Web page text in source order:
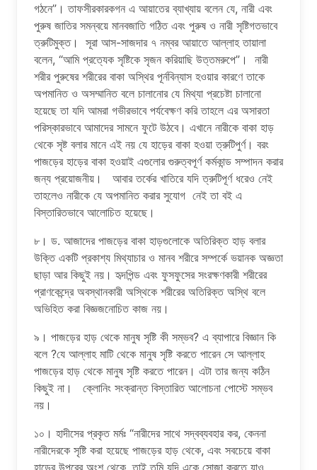
গঠনে”। তাফসীরকারকগন এ আয়াতের ব্যাখ্যায় বলেন যে, নারী এবং
পুরুষ জাতির সমন্বয়ে মানবজাতি গঠিত এবং পুরুষ ও নারী সৃষ্টিগতভাবে
ত্রুটিমুক্ত। সূরা আস-সাজদার ৭ নম্বর আয়াতে আল্লাহ তায়ালা
বলেন, “আমি প্রত্যেক সৃষ্টিকে সৃজন করিয়াছি উত্তমরুপে”। নারী
শরীর পুরুষের শরীরের বাকা অস্থির পূর্নবিন্যাস হওয়ার কারণে তাকে
অপমানিত ও অসম্মানিত বলে চালানোর যে মিথ্যা প্রচেষ্টা চালানো
হয়েছে তা যদি আমরা গভীরভাবে পর্যবেক্ষণ করি তাহলে এর অসারতা
পরিস্কারভাবে আমাদের সামনে ফুটে উঠবে। এখানে নারীকে বাকা হাড়
থেকে সৃষ্ট বলার মানে এই নয় যে হাড়ের বাকা হওয়া ত্রুটিপুর্ণ। বরং
পাজড়ের হাড়ের বাকা হওয়াই এগুলোর গুরুত্বপূর্ণ কর্মকান্ড সম্পাদন করার
জন্য প্রয়োজনীয়। আবার তর্কের খাতিরে যদি ত্রুটিপূর্ণ ধরেও নেই
তাহলেও নারীকে যে অপমানিত করার সুযোগ নেই তা বই এ
বিস্তারিতভাবে আলোচিত হয়েছে।
৮। ড. আজাদের পাজড়ের বাকা হাড়গুলোকে অতিরিক্ত হাড় বলার
উক্তি একটি প্রকাশ্য মিথ্যাচার ও মানব শরীরে সম্পর্কে ভয়ানক অজ্ঞতা
ছাড়া আর কিছুই নয়। হৃদপিন্ড এবং ফুসফুসের সংরক্ষণকারী শরীরের
প্রাণকেন্দ্রে অবস্থানকারী অস্থিকে শরীরের অতিরিক্ত অস্থি বলে
অভিহিত করা বিজ্ঞজনোচিত কাজ নয়।
৯। পাজড়ের হাড় থেকে মানুষ সৃষ্টি কী সম্ভব? এ ব্যাপারে বিজ্ঞান কি
বলে ?যে আল্লাহ মাটি থেকে মানুষ সৃষ্টি করতে পারেন সে আল্লাহ
পাজড়ের হাড় থেকে মানুষ সৃষ্টি করতে পারেন। এটা তার জন্য কঠিন
কিছুই না। ক্লোনিং সংক্রান্ত বিস্তারিত আলোচনা পোস্টে সম্ভব
নয়।
১০। হাদীসের প্রকৃত মর্মঃ “নারীদের সাথে সদ্বব্যবহার কর, কেননা
নারীদেরকে সৃষ্টি করা হয়েছে পাজড়ের হাড় থেকে, এবং সবচেয়ে বাকা
হাড়ের উপরের অংশ থেকে, তাই তুমি যদি একে সোজা করতে যাও